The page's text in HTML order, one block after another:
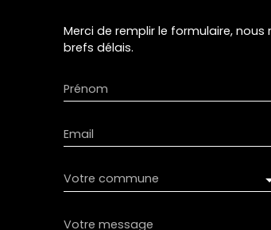
Merci de remplir le formulaire,
brefs délais.
Prénom
Email
Votre commune
Votre message